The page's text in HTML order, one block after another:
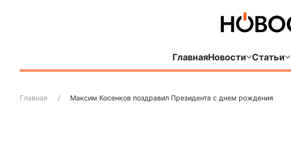
ГлавнаяНовости Статьи
Главная Максим Косенков поздравил Президента с днем рождения